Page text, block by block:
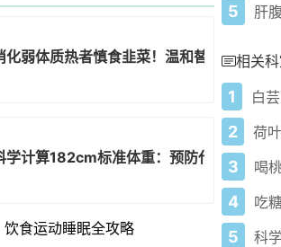
化弱体质热者慎食韭菜！温和替代方案与烹
学计算182cm标准体重：预防代谢疾病管
食运动睡眠全攻略
5
相关
1
2 荷
3
4
5